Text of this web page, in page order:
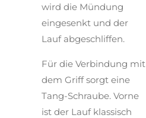
wird die Mündung
eingesenkt und der
Lauf abgeschliffen.
Für die Verbindung mit
dem Griff sorgt eine
Tang-Schraube. Vorne
ist der Lauf klassisch